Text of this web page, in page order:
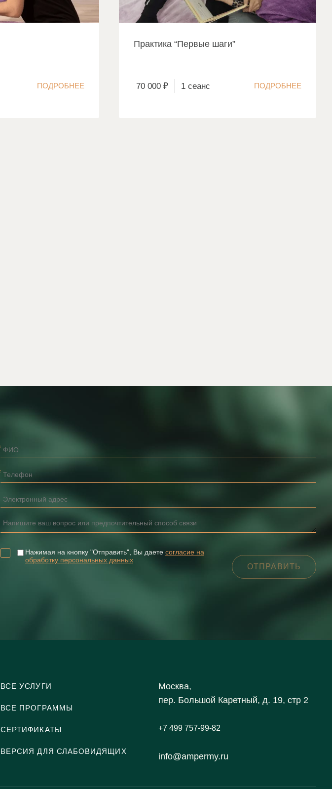
ПОДРОБНЕЕ
Практика “Первые шаги”
70 000 ₽ 1 сеанс ПОДРОБНЕЕ
Нажимая на кнопку "Отправить", Вы даете согласие на
обработку персональных данных
ВСЕ УСЛУГИ
ВСЕ ПРОГРАММЫ
СЕРТИФИКАТЫ
ВЕРСИЯ ДЛЯ СЛАБОВИДЯЩИХ
Москва,
пер. Большой Каретный, д. 19, стр 2
+7 499 757-99-82
info@ampermy.ru